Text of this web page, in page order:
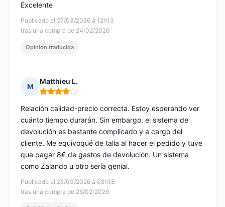
Publicado el 27/03/2026 à 12h13
tras una compra de 24/02/2026
Excelente
Opinión traducida
M
Matthieu L.
Nota: 4 de 5
Publicado el 25/03/2026 à 08h18
tras una compra de 26/02/2026
Relación calidad-precio correcta. Estoy esperando ver
cuánto tiempo durarán. Sin embargo, el sistema de
devolución es bastante complicado y a cargo del
cliente. Me equivoqué de talla al hacer el pedido y tuve
que pagar 8€ de gastos de devolución. Un sistema
como Zalando u otro sería genial.